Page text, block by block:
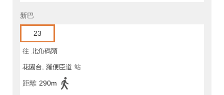
新巴
23
往 北角碼頭
花園台, 羅便臣道 站
距離 290m